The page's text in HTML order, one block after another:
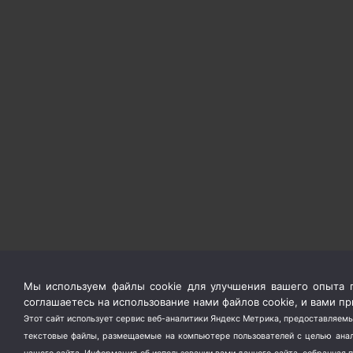
Мы используем файлы cookie для улучшения вашего опыта
соглашаетесь на использование нами файлов cookie, и вами
Этот сайт использует сервис веб-аналитики Яндекс Метрика,
текстовые файлы, размещаемые на компьютере пользователей с целью